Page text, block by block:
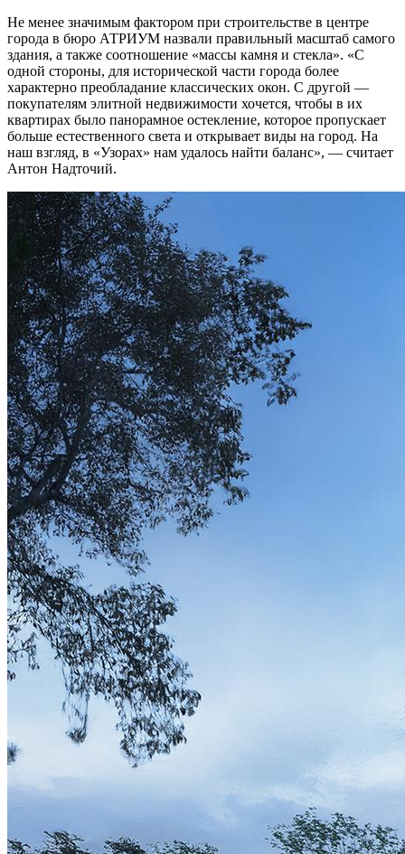
Не менее значимым фактором при строительстве в центре
города в бюро АТРИУМ назвали правильный масштаб самого
здания, а также соотношение «массы камня и стекла». «С
одной стороны, для исторической части города более
характерно преобладание классических окон. С другой —
покупателям элитной недвижимости хочется, чтобы в их
квартирах было панорамное остекление, которое пропускает
больше естественного света и открывает виды на город. На
наш взгляд, в «Узорах» нам удалось найти баланс», — считает
Антон Надточий.